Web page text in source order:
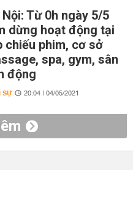
Nội: Từ 0h ngày 5/5
dừng hoạt động tại
chiếu phim, cơ sở
spa, gym, sân
động
SỰ 20:04 | 04/05/2021